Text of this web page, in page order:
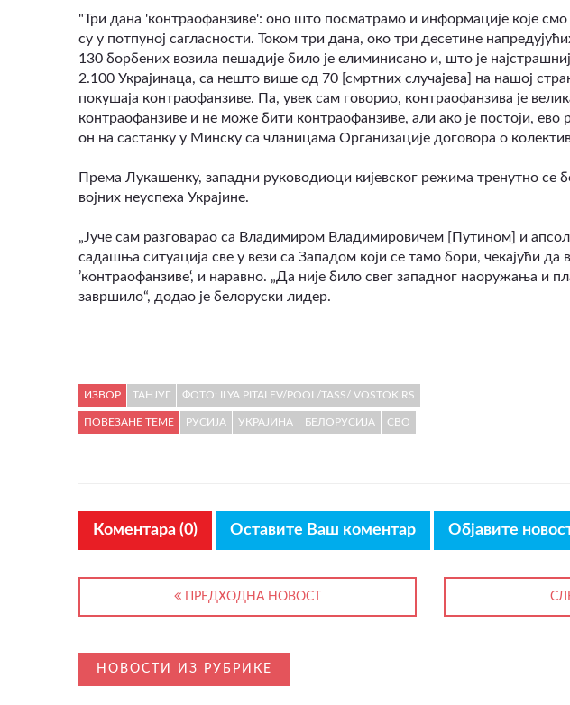
"Три дана 'контраофанзиве': оно што посматрамо и информације које
су у потпуној сагласности. Током три дана, око три десетине
130 борбених возила пешадије било је елиминисано и, што је
2.100 Украјинаца, са нешто више од 70 [смртних случајева] на нашој
покушаја контраофанзиве. Па, увек сам говорио, контраофанзива је
контраофанзиве и не може бити контраофанзиве, али ако је постоји, ево
он на састанку у Минску са чланицама Организације договора о
Према Лукашенку, западни руководиоци кијевског режима тренутно се
војних неуспеха Украјине.
„Јуче сам разговарао са Владимиром Владимировичем [Путином] и
садашња ситуација све у вези са Западом који се тамо бори, чекајући да
’контраофанзиве‘, и наравно. „Да није било свег западног наоружања и
завршило“, додао је белоруски лидер.
ИЗВОР ТАНЈУГ ФОТО: ILYA PITALEV/POOL/TASS/ VOSTOK.RS
ПОВЕЗАНЕ ТЕМЕ РУСИЈА УКРАЈИНА БЕЛОРУСИЈА СВО
Коментара (0) Оставите Ваш коментар Објавите
ПРЕДХОДНА НОВОСТ
НОВОСТИ ИЗ РУБРИКЕ